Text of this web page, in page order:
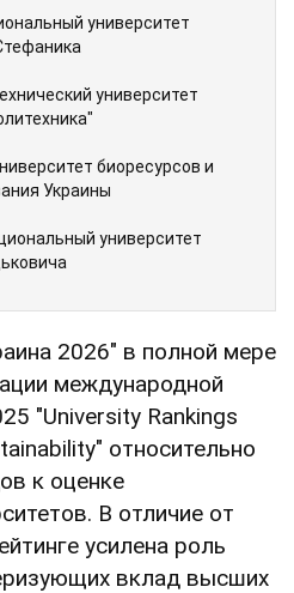
университет
университет
биоресурсов и
Украины
университет
2026" в полной мере
международной
"University Rankings
относительно
к оценке
В отличие от
усилена роль
вклад высших